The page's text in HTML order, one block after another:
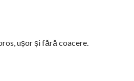
ușor și fără coacere.